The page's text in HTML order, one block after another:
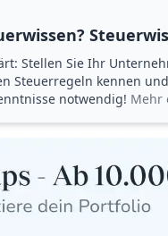
Stellen Sie Ihr
Steuerregeln kennen
notwendig! Mehr